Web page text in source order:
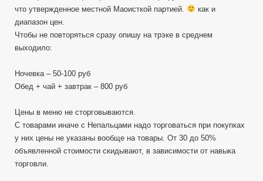
что утвержденное местной Маоисткой партией.
как и
диапазон цен.
Чтобы не повторяться сразу опишу на трэке в среднем
выходило:
Ночевка – 50-100 руб
Обед + чай + завтрак – 800 руб
Цены в меню не сторговываются.
С товарами иначе с Непальцами надо торговаться при покупках
у них цены не указаны вообще на товары. От 30 до 50%
объявленной стоимости скидывают, в зависимости от навыка
торговли.